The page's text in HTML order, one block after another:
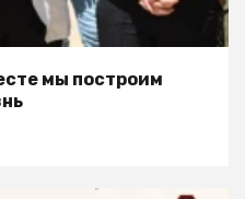
мы построим